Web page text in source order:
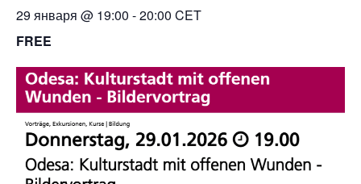
29 января @ 19:00 -20:00 CET
FREE